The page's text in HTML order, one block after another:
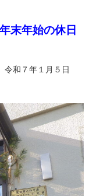
末年始の休日
和７年１月５日